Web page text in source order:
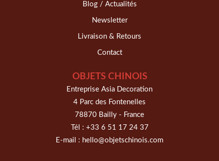
Blog / Actualités
Newsletter
Livraison & Retours
Contact
OBJETS CHINOIS
Entreprise Asia Decoration
4 Parc des Fontenelles
78870 Bailly - France
Tél : +33 6 51 17 24 37
E-mail : hello@objetschinois.com